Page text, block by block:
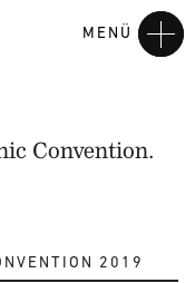
MENÜ
Convention.
2019